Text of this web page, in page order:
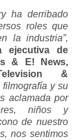
ha derribado
roles que
la industria”,
ejecutiva de
& E! News,
&
filmografía y su
aclamada por
niños y
de nuestro
nos sentimos